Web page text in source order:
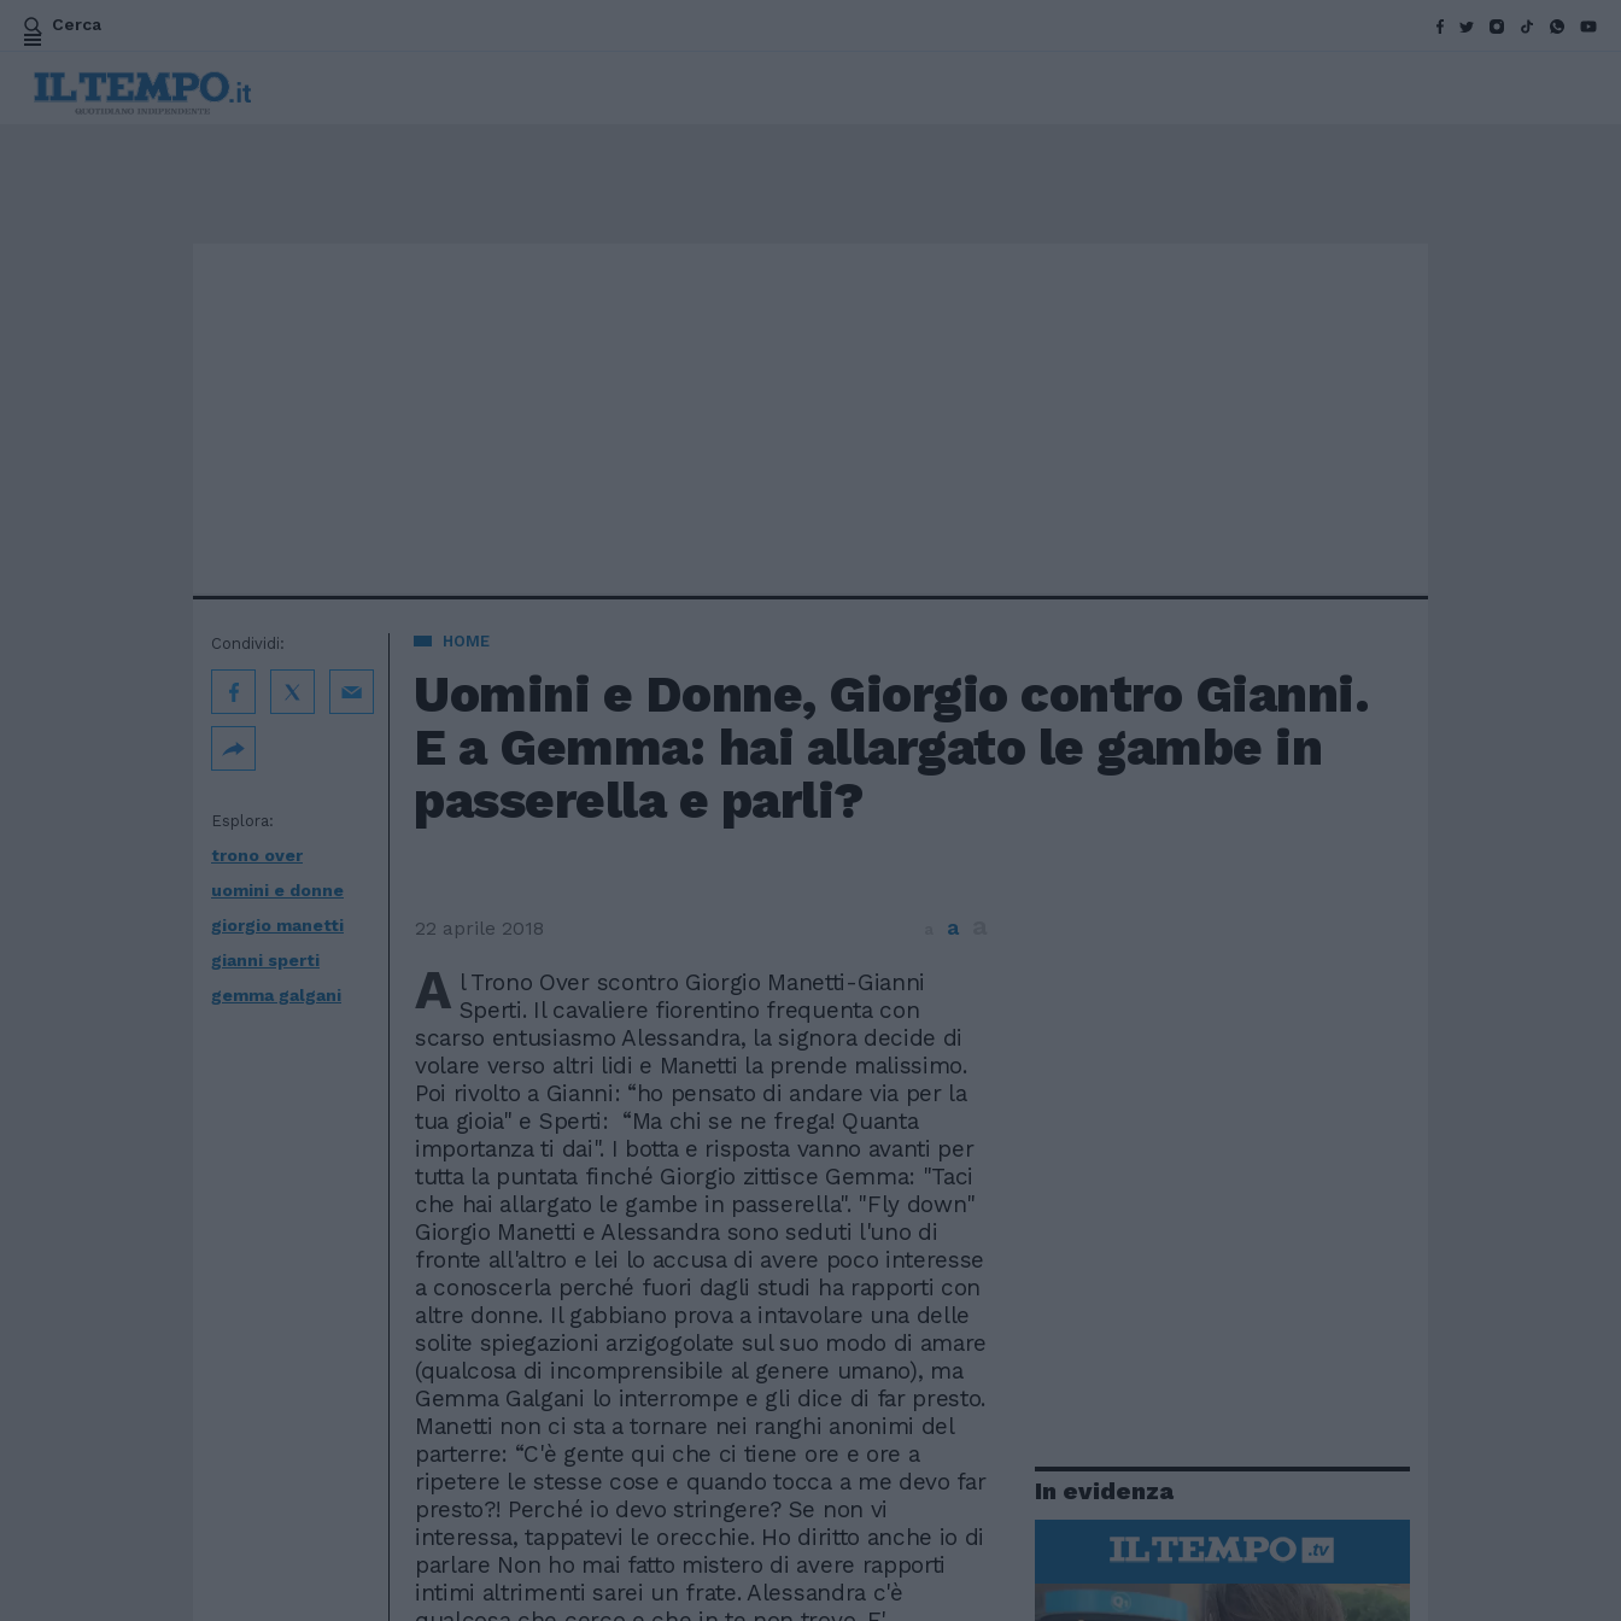
Cerca
HOME
Uomini e Donne, Giorgio contro Gianni.
E a Gemma: hai allargato le gambe in
passerella e parli?
Esplora:
trono over
uomini e donne
giorgio manetti
gianni sperti
gemma galgani
Condividi:
22 aprile 2018 a
A l Trono Over scontro Giorgio Manetti-Gianni
Sperti. Il cavaliere fiorentino frequenta con
scarso entusiasmo Alessandra, la signora decide di
volare verso altri lidi e Manetti la prende malissimo.
Poi rivolto a Gianni: “ho pensato di andare via per la
tua gioia" e Sperti: “Ma chi se ne frega! Quanta
importanza ti dai". I botta e risposta vanno avanti per
tutta la puntata finché Giorgio zittisce Gemma: "Taci
che hai allargato le gambe in passerella". "Fly down"
Giorgio Manetti e Alessandra sono seduti l'uno di
fronte all'altro e lei lo accusa di avere poco interesse
a conoscerla perché fuori dagli studi ha rapporti con
altre donne. Il gabbiano prova a intavolare una delle
solite spiegazioni arzigogolate sul suo modo di amare
(qualcosa di incomprensibile al genere umano), ma
Gemma Galgani lo interrompe e gli dice di far presto.
Manetti non ci sta a tornare nei ranghi anonimi del
parterre: “C'è gente qui che ci tiene ore e ore a
ripetere le stesse cose e quando tocca a me devo far
presto?! Perché io devo stringere? Se non vi
interessa, tappatevi le orecchie. Ho diritto anche io di
parlare Non ho mai fatto mistero di avere rapporti
intimi altrimenti sarei un frate. Alessandra c'è
In evidenza